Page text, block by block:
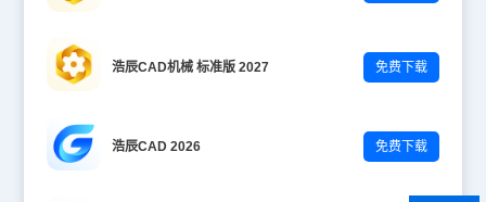
浩辰CAD机械 标准版 2027 免费下载
浩辰CAD 2026 免费下载